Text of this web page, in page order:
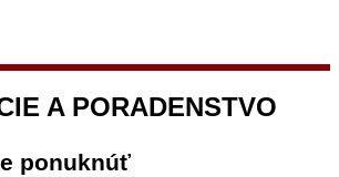
A PORADENSTVO
ponuknúť